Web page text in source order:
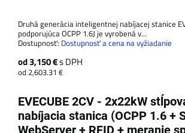
Druhá generácia inteligentnej nabíjacej stanice
podporujúca OCPP 1.6J je vyrobená v...
Dostupnosť: Dostupnosť a cena na vyžiadanie
od 3,150 €s DPH
od 2,603.31 €
EVECUBE 2CV - 2x22kW
nabíjacia stanica (OCPP 1.6 +